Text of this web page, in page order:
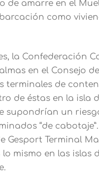
de amarre en el
como
la Confederación
en el Consejo
terminales de
de éstas en la isla
supondrían un
“de
Gesport Terminal
mismo en las